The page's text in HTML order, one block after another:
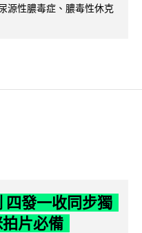
源性膿毒症、膿毒性休克
發一收同步獨
片必備